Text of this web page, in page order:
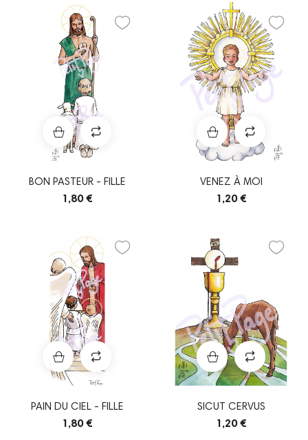
BON PASTEUR - FILLE
1,80 €
VENEZ À MOI
1,20 €
PAIN DU CIEL - FILLE
1,80 €
SICUT CERVUS
1,20 €